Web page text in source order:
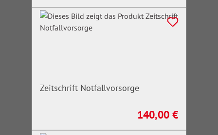
Zeitschrift Notfallvorsorge
Regulärer Preis:
140,00 €